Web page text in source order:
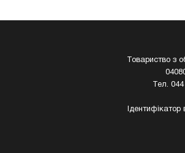
Товариство з
Тел.